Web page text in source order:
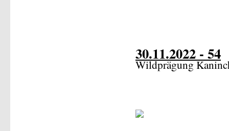
30.11.2022 - 54
Wildprägung